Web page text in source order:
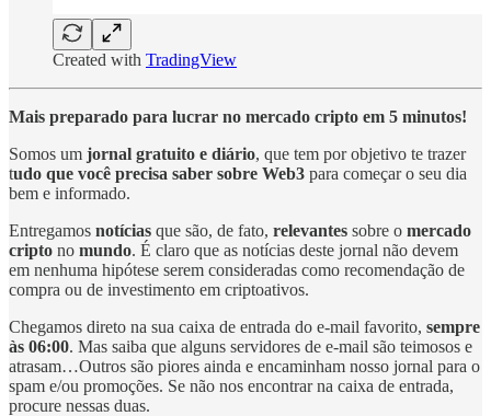
Created with TradingView
Mais preparado para lucrar no mercado cripto em 5 minutos!
Somos um jornal gratuito e diário, que tem por objetivo te trazer
tudo que você precisa saber sobre Web3 para começar o seu dia
bem e informado.
Entregamos notícias que são, de fato, relevantes sobre o mercado
cripto no mundo. É claro que as notícias deste jornal não devem
em nenhuma hipótese serem consideradas como recomendação de
compra ou de investimento em criptoativos.
Chegamos direto na sua caixa de entrada do e-mail favorito, sempre
às 06:00. Mas saiba que alguns servidores de e-mail são teimosos e
atrasam…Outros são piores ainda e encaminham nosso jornal para o
spam e/ou promoções. Se não nos encontrar na caixa de entrada,
procure nessas duas.